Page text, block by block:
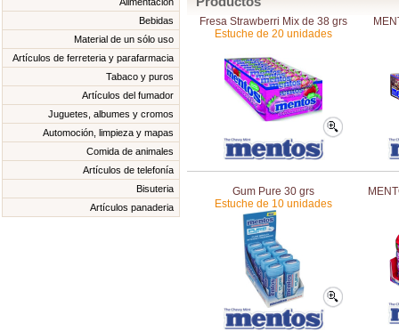
Fresa Strawberri Mix de 38 grs
Estuche de 20 unidades
Gum Pure 30 grs
Estuche de 10 unidades
Bebidas
Material de un sólo uso
Artículos de ferreteria y parafarmacia
Tabaco y puros
Artículos del fumador
Juguetes, albumes y cromos
Automoción, limpieza y mapas
Comida de animales
Artículos de telefonía
Bisuteria
Artículos panaderia